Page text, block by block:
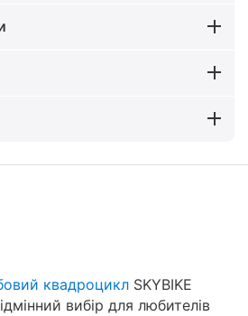
квадроцикл SKYBIKE
вибір для любителів